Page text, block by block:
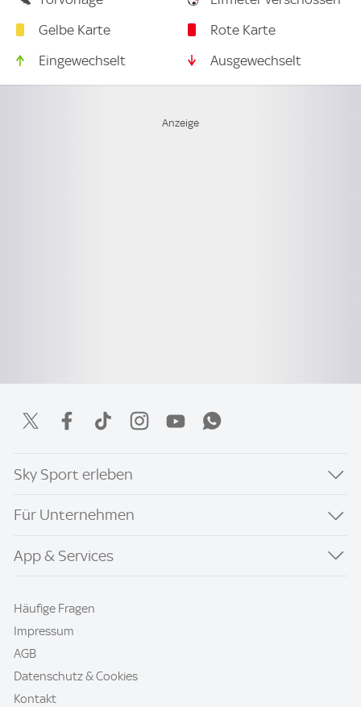
Gelbe Karte
Rote Karte
Eingewechselt
Ausgewechselt
Sky Sport erleben
Für Unternehmen
App & Services
Häufige Fragen
Impressum
AGB
Datenschutz & Cookies
Kontakt